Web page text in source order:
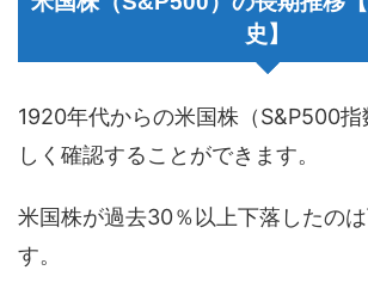
史】
1920年代からの米国株（S&P500
しく確認することができます。
米国株が過去30％以上下落したの
す。